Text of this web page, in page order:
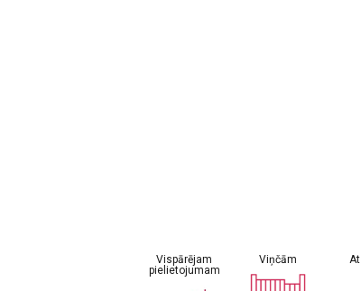
Vispārējam
pielietojumam
Viņčām